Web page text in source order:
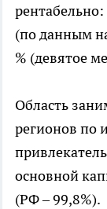
(по данным
% (девятое
Область
регионов по
основной
(РФ – 99,8%).